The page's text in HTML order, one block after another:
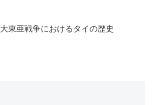
大東亜戦争におけるタイの歴史